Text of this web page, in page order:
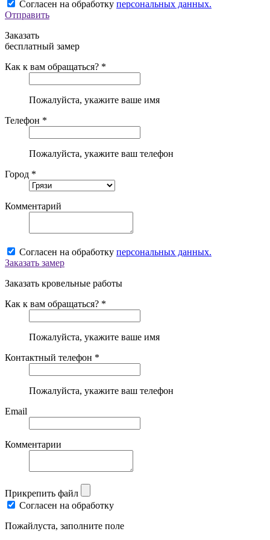
Согласен на обработку персональных данных.
Отправить
Заказать
бесплатный замер
Как к вам обращаться? *
Пожалуйста, укажите ваше имя
Телефон *
Пожалуйста, укажите ваш телефон
Город *
Комментарий
Согласен на обработку персональных данных.
Заказать замер
Заказать кровельные работы
Как к вам обращаться? *
Пожалуйста, укажите ваше имя
Контактный телефон *
Пожалуйста, укажите ваш телефон
Email
Комментарии
Прикрепить файл
Согласен на обработку
Пожайлуста, заполните поле